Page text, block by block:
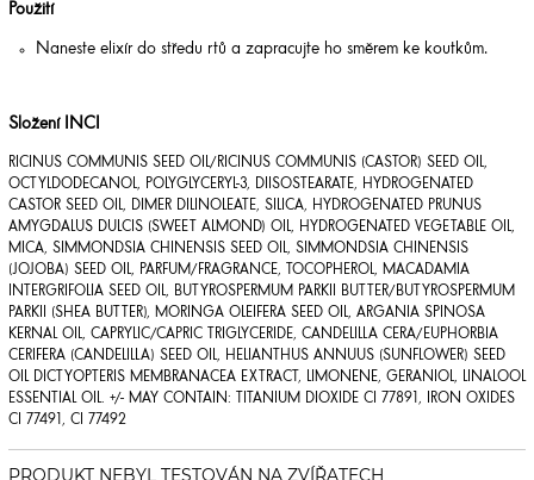
Použití
Naneste elixír do středu rtů a zapracujte ho směrem ke koutkům.
Složení INCI
RICINUS COMMUNIS SEED OIL/RICINUS COMMUNIS (CASTOR) SEED OIL,
OCTYLDODECANOL, POLYGLYCERYL-3, DIISOSTEARATE, HYDROGENATED
CASTOR SEED OIL, DIMER DILINOLEATE, SILICA, HYDROGENATED PRUNUS
AMYGDALUS DULCIS (SWEET ALMOND) OIL, HYDROGENATED VEGETABLE OIL,
MICA, SIMMONDSIA CHINENSIS SEED OIL, SIMMONDSIA CHINENSIS
(JOJOBA) SEED OIL, PARFUM/FRAGRANCE, TOCOPHEROL, MACADAMIA
INTERGRIFOLIA SEED OIL, BUTYROSPERMUM PARKII BUTTER/BUTYROSPERMUM
PARKII (SHEA BUTTER), MORINGA OLEIFERA SEED OIL, ARGANIA SPINOSA
KERNAL OIL, CAPRYLIC/CAPRIC TRIGLYCERIDE, CANDELILLA CERA/EUPHORBIA
CERIFERA (CANDELILLA) SEED OIL, HELIANTHUS ANNUUS (SUNFLOWER) SEED
OIL DICTYOPTERIS MEMBRANACEA EXTRACT, LIMONENE, GERANIOL, LINALOOL
ESSENTIAL OIL. +/- MAY CONTAIN: TITANIUM DIOXIDE CI 77891, IRON OXIDES
CI 77491, CI 77492